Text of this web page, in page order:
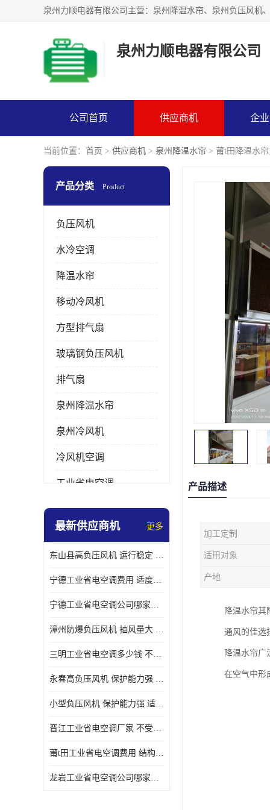
泉州力顺电器有限公司
公司首页 供应商机 企
当前位置： 首页 > 供应商机 > 泉州降温水帘 > 莆t田降温水
产品分类 Product
负压风机
水冷空调
降温水帘
移动冷风机
方型排气扇
玻璃钢负压风机
排气扇
泉州降温水帘
泉州冷风机
冷风机空调
工业省电空调
工业大吊扇
最新供应商机 更多
东山县高负压风机 运行稳定 耐高温 防腐蚀
宁德工业省电空调费用 适度较高 节省占用空间
宁德工业省电空调公司哪家好 适度较高 结构紧凑 美观
漳州防爆负压风机 抽风量大 通风降温效果好
三明工业省电空调多少钱 不受管长限制 保持空气湿润
永春高负压风机 保护能力强 体积大 风道大
小型负压风机 保护能力强 适用面积广
晋江工业省电空调厂家 不受管长限制 节省占用空间
莆t田工业省电空调费用 结构紧凑 美观 能耗低 噪音小
龙岩工业省电空调公司哪家好 适应性强 维护简单
产品描述
加工定制
适用对象
产地
降温水帘其
通风的佳选
降温水帘广
在空气中形